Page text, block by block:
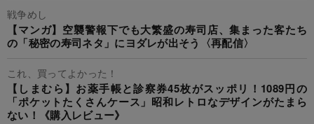
戦争めし
【マンガ】空襲警報下でも大繁盛の寿司店、集まった客たち
の「秘密の寿司ネタ」にヨダレが出そう〈再配信〉
これ、買ってよかった！
【しまむら】お薬手帳と診察券45枚がスッポリ！1089円の
「ポケットたくさんケース」昭和レトロなデザインがたまら
ない！《購入レビュー》